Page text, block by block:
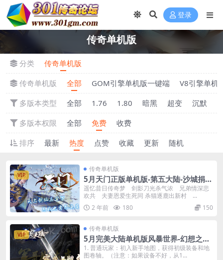
登录
传奇单机版
分类
传奇单机版
传奇单机版
全部 GOM引擎单机版一键端
V8引擎单机
多版本类型
全部 1.76 1.80 暗黑 超变 沉默
多版本权限
全部 免费
收费
排序
最新 热度 点赞 收藏 更新 随机
VIP
传奇单机版
5月天门正版单机版-第五大陆-沙城捐
献-狂暴之力-附带GM后台
遥忆昔日传奇梦 剑影刀光杀气浓 兄弟情深悲
欢共 夫妻恩爱生死同 杀猫逐鹿出新村 ...
2 年前
180 150
VIP
传奇单机版
5月完美大陆单机版风暴世界-幻想之旅-
神魔之体-装备强化-附带GM后台
1. 普通玩家：初入新手地图，获得初级装备和地
图卷轴。（注意：如果设备不好，从1...